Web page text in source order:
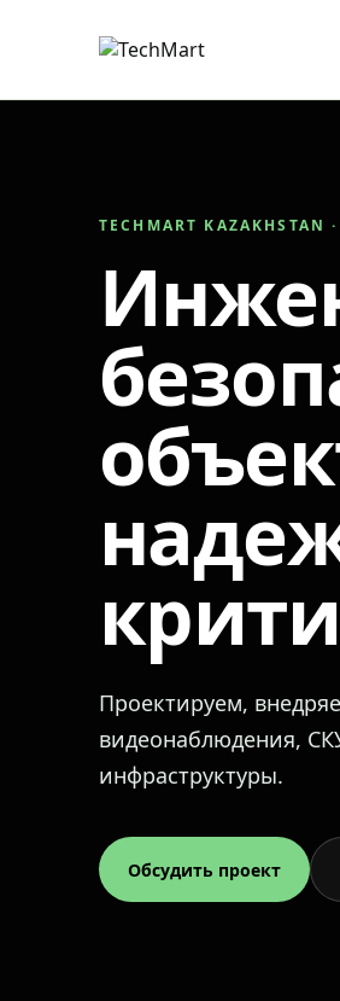
TECHMART KAZAKHSTAN
Проектируем,
видеонаблюдения,
инфраструктуры.
Обсудить проект